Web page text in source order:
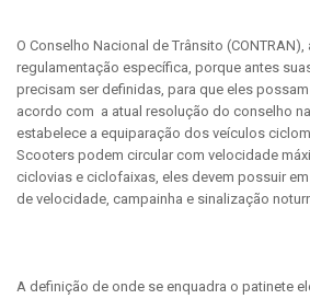
O Conselho Nacional de Trânsito
regulamentação específica, porque antes
precisam ser definidas, para que eles
acordo com a atual resolução do conselho
estabelece a equiparação dos veículos
Scooters podem circular com velocidade
ciclovias e ciclofaixas, eles devem possuir
de velocidade, campainha e sinalização
A definição de onde se enquadra o patinete